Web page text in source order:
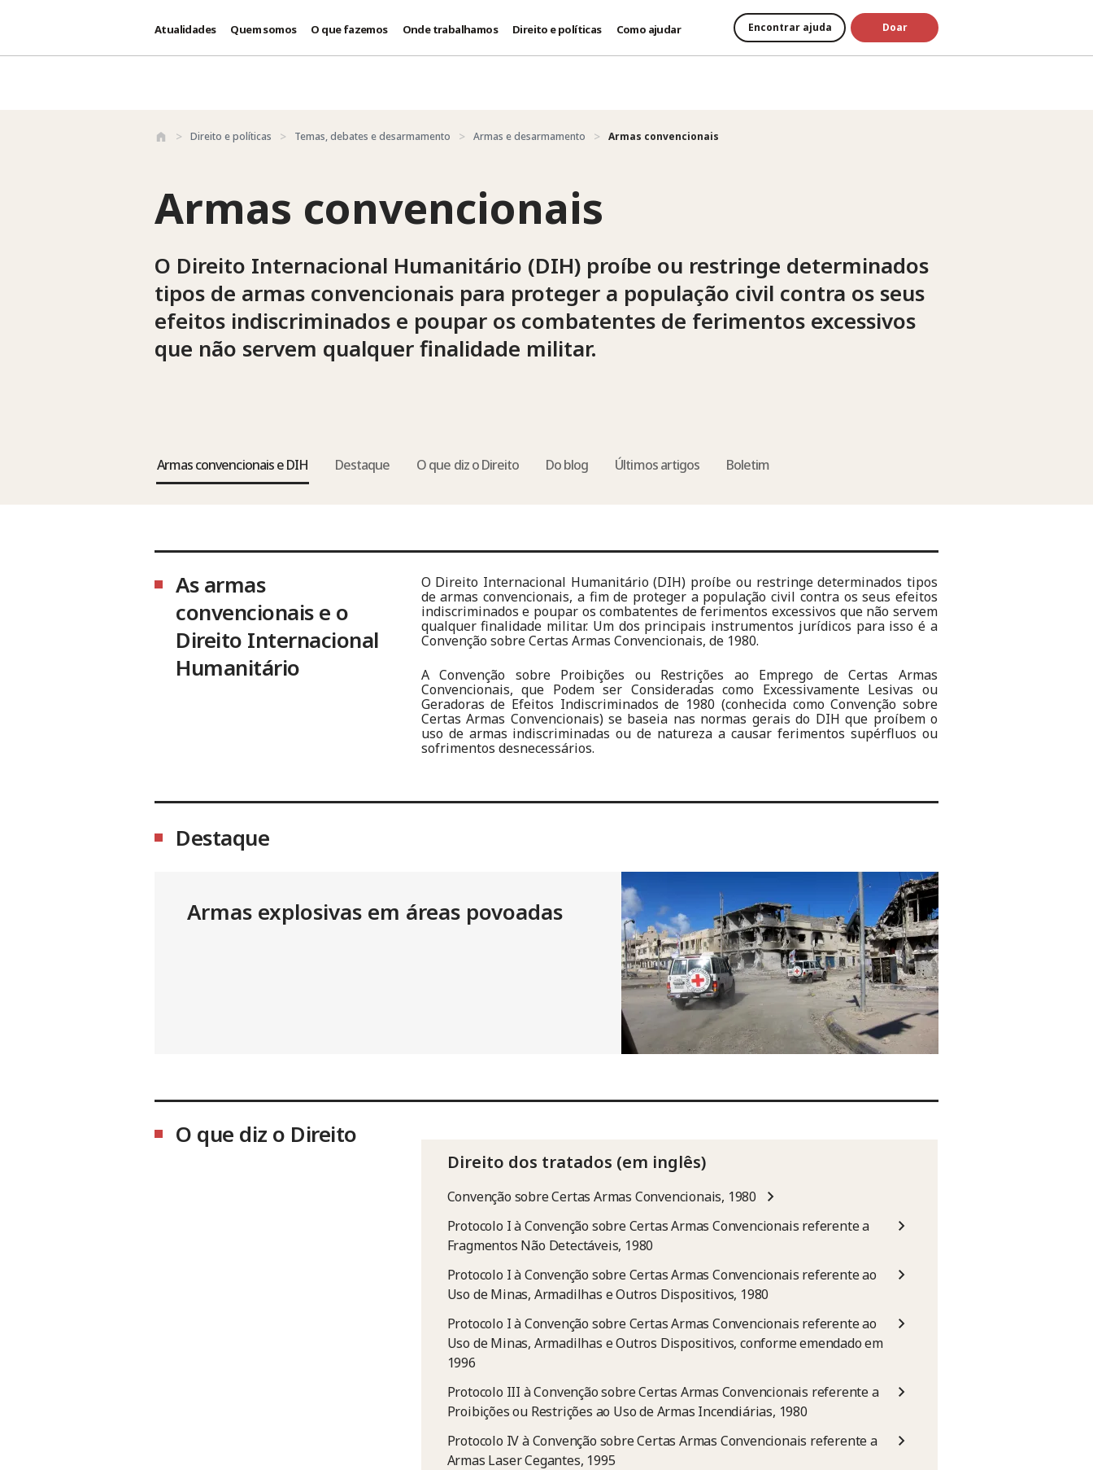
Atualidades Quem somos O que fazemos Onde trabalhamos Direito e políticas Como ajudar Encontrar ajuda Doar
Direito e políticas Temas, debates e desarmamento Armas e desarmamento Armas convencionais
Armas convencionais
O Direito Internacional Humanitário (DIH) proíbe ou restringe determinados
tipos de armas convencionais para proteger a população civil contra os seus
efeitos indiscriminados e poupar os combatentes de ferimentos excessivos
que não servem qualquer finalidade militar.
Armas convencionais e DIH Destaque O que diz o Direito Do blog Últimos artigos Boletim
As armas
convencionais e o
Direito Internacional
Humanitário
O Direito Internacional Humanitário (DIH) proíbe ou restringe determinados tipos
de armas convencionais, a fim de proteger a população civil contra os seus efeitos
indiscriminados e poupar os combatentes de ferimentos excessivos que não servem
qualquer finalidade militar. Um dos principais instrumentos jurídicos para isso é a
Convenção sobre Certas Armas Convencionais, de 1980.
A Convenção sobre Proibições ou Restrições ao Emprego de Certas Armas
Convencionais, que Podem ser Consideradas como Excessivamente Lesivas ou
Geradoras de Efeitos Indiscriminados de 1980 (conhecida como Convenção sobre
Certas Armas Convencionais) se baseia nas normas gerais do DIH que proíbem o
uso de armas indiscriminadas ou de natureza a causar ferimentos supérfluos ou
sofrimentos desnecessários.
Destaque
Armas explosivas em áreas povoadas
O que diz o Direito
Direito dos tratados (em inglês)
Convenção sobre Certas Armas Convencionais, 1980
Protocolo I à Convenção sobre Certas Armas Convencionais referente a
Fragmentos Não Detectáveis, 1980
Protocolo I à Convenção sobre Certas Armas Convencionais referente ao
Uso de Minas, Armadilhas e Outros Dispositivos, 1980
Protocolo I à Convenção sobre Certas Armas Convencionais referente ao
Uso de Minas, Armadilhas e Outros Dispositivos, conforme emendado em
1996
Protocolo III à Convenção sobre Certas Armas Convencionais referente a
Proibições ou Restrições ao Uso de Armas Incendiárias, 1980
Protocolo IV à Convenção sobre Certas Armas Convencionais referente a
Armas Laser Cegantes, 1995